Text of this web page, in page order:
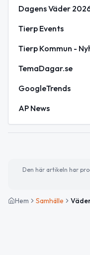
Dagens Väder
Tierp Events
Tierp Kommun -
TemaDagar.se
GoogleTrends
AP News
Den här artikeln har
Hem Samhälle